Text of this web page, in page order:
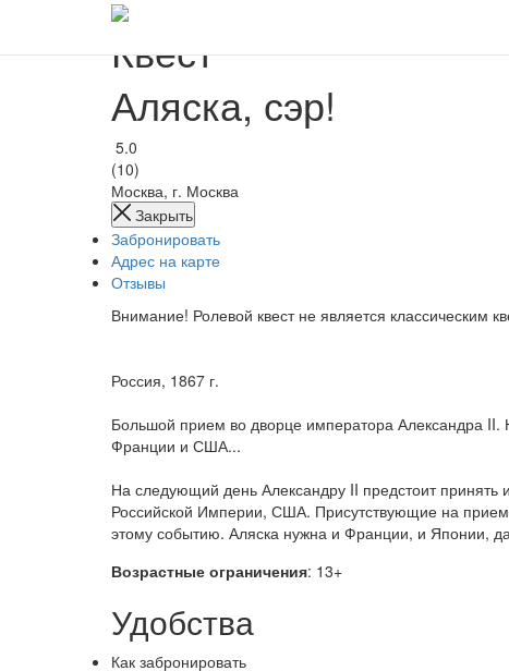
Квест
Аляска, сэр!
5.0
(10)
Москва, г. Москва
Закрыть
Забронировать
Адрес на карте
Отзывы
Внимание! Ролевой квест не является классическим
Россия, 1867 г.
Большой прием во дворце императора Александра
Франции и США...
На следующий день Александру II предстоит принять
Российской Империи, США. Присутствующие на
этому событию. Аляска нужна и Франции, и Японии,
Возрастные ограничения: 13+
Удобства
Как забронировать